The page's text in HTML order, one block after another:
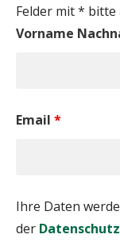
Felder mit * bitte
Vorname
Email *
Ihre Daten
der